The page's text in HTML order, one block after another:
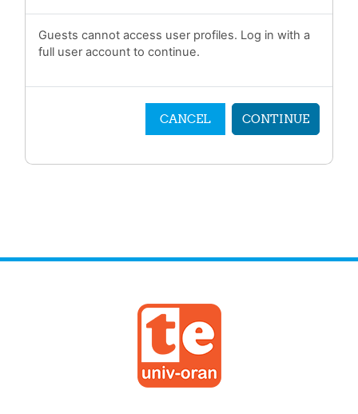
Guests cannot access user profiles. Log in with a
full user account to continue.
CANCEL CONTINUE